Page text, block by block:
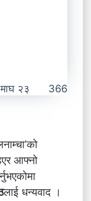
२३ 366
आफ्नो
लाई धन्यवाद ।